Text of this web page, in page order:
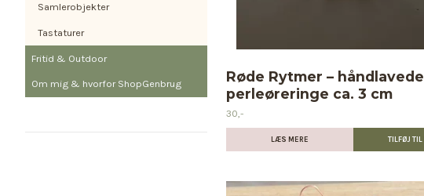
Samlerobjekter
Tastaturer
Fritid & Outdoor
Om mig & hvorfor ShopGenbrug
Røde Rytmer – håndlavede
perleøreringe ca. 3 cm
30,-
LÆS MERE